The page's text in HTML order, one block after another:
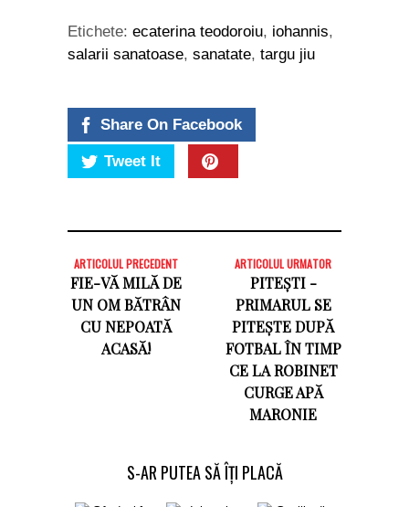
Etichete: ecaterina teodoroiu, iohannis,
salarii sanatoase, sanatate, targu jiu
Share On Facebook
Tweet It
ARTICOLUL PRECEDENT
FIE-VĂ MILĂ DE
UN OM BĂTRÂN
CU NEPOATĂ
ACASĂ!
ARTICOLUL URMATOR
PITEȘTI -
PRIMARUL SE
PITEȘTE DUPĂ
FOTBAL ÎN TIMP
CE LA ROBINET
CURGE APĂ
MARONIE
S-AR PUTEA SĂ ÎȚI PLACĂ